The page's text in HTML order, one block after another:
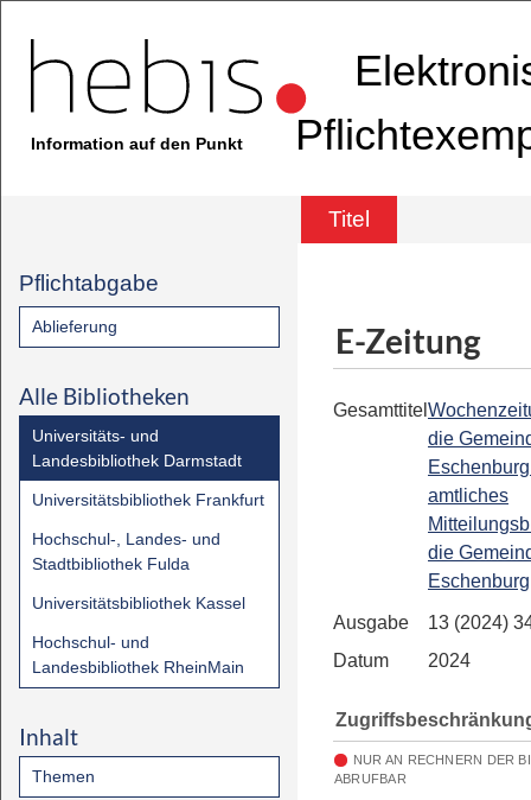
Information auf den Punkt
Titel
Pflichtabgabe
Ablieferung
Alle Bibliotheken
Universitäts- und
Landesbibliothek Darmstadt
Universitätsbibliothek Frankfurt
Hochschul-, Landes- und
Stadtbibliothek Fulda
Universitätsbibliothek Kassel
Hochschul- und
Landesbibliothek RheinMain
Inhalt
Themen
E-Zeitung
Gesamttitel
die
amtliches
die
Eschenburg
Ausgabe
13 (2024)
Datum
2024
NUR AN RECHNERN DER
ABRUFBAR